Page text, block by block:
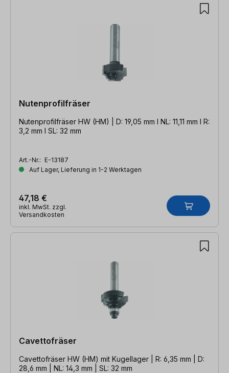
Nutenprofilfräser
Nutenprofilfräser HW (HM) | D: 19,05 mm l NL: 11,11 mm l R:
3,2 mm l SL: 32 mm
Art.-Nr.: E-13187
Auf Lager, Lieferung in 1-2 Werktagen
47,18 €
inkl. MwSt. zzgl.
Versandkosten
Cavettofräser
Cavettofräser HW (HM) mit Kugellager | R: 6,35 mm | D:
28,6 mm | NL: 14,3 mm | SL: 32 mm